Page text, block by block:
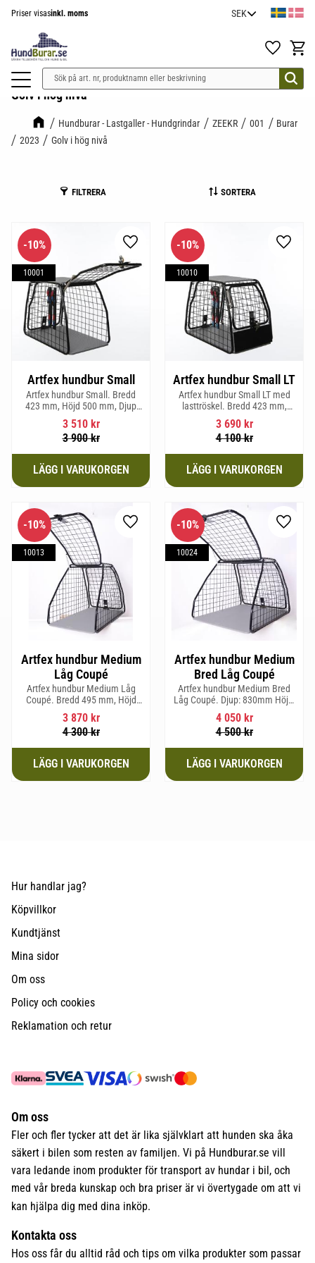
Priser visasinkl. moms
Favoriter
Golv i hög nivå
Hundburar - Lastgaller - Hundgrindar ZEEKR 001
Burar
2023
Golv i hög nivå
FILTRERA SORTERA
Artfex hundbur Small
Artfex hundbur Small. Bredd
423 mm, Höjd 500 mm, Djup
670 mm och vikt 12,1 kg.
3 510kr
3 900kr
10%
10001
Lägg till i favoriter
Artfex hundbur Small LT
Artfex hundbur Small LT med
lasttröskel. Bredd 423 mm,
Höjd 500 mm, Djup 670 mm
och Vikt 12,9 kg.
3 690kr
4 100kr
10%
10010
Lägg
Artfex hundbur Medium
Låg Coupé
Artfex hundbur Medium Låg
Coupé. Bredd 495 mm, Höjd
580 mm, Djup 830 mm och Vikt
15,2 kg.
3 870kr
4 300kr
10%
10013
Lägg till i favoriter
Artfex hundbur Medium
Bred Låg Coupé
Artfex hundbur Medium Bred
Låg Coupé. Djup: 830mm Höjd:
580mm Bredd: 653mm Vikt:
17,5kg
4 050kr
4 500kr
10%
10024
Lägg
Hur handlar jag?
Köpvillkor
Kundtjänst
Mina sidor
Om oss
Policy och cookies
Reklamation och retur
Om oss
Fler och fler tycker att det är lika självklart att hunden ska åka
säkert i bilen som resten av familjen. Vi på Hundburar.se vill
vara ledande inom produkter för transport av hundar i bil, och
med vår breda kunskap och bra priser är vi övertygade om att vi
kan hjälpa dig med dina inköp.
Kontakta oss
Hos oss får du alltid råd och tips om vilka produkter som passar